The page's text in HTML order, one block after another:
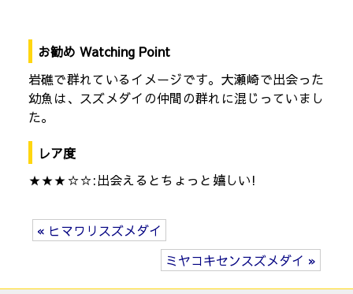
お勧め Watching Point
岩礁で群れているイメージです。大瀬崎で出会った
幼魚は、スズメダイの仲間の群れに混じっていまし
た。
レア度
★★★☆☆:出会えるとちょっと嬉しい!
« ヒマワリスズメダイ
ミヤコキセンスズメダイ »